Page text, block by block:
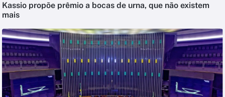
Kassio propõe prêmio a bocas de urna, que não existem
mais